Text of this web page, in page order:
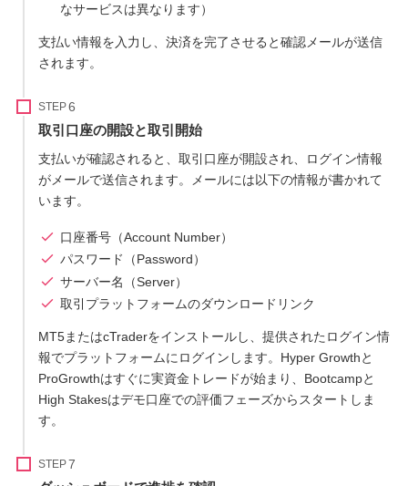
なサービスは異なります）
支払い情報を入力し、決済を完了させると確認メールが送信
されます。
STEP
取引口座の開設と取引開始
支払いが確認されると、取引口座が開設され、ログイン情報
がメールで送信されます。メールには以下の情報が書かれて
います。
口座番号（Account Number）
パスワード（Password）
サーバー名（Server）
取引プラットフォームのダウンロードリンク
MT5またはcTraderをインストールし、提供されたログイン情
報でプラットフォームにログインします。Hyper Growthと
ProGrowthはすぐに実資金トレードが始まり、Bootcampと
High Stakesはデモ口座での評価フェーズからスタートしま
す。
STEP